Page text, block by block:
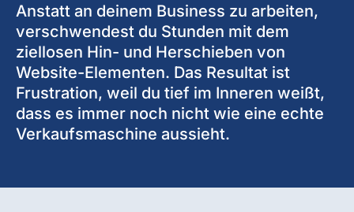
Anstatt an deinem Business zu arbeiten,
verschwendest du Stunden mit dem
ziellosen Hin- und Herschieben von
Website-Elementen. Das Resultat ist
Frustration, weil du tief im Inneren weißt,
dass es immer noch nicht wie eine echte
Verkaufsmaschine aussieht.